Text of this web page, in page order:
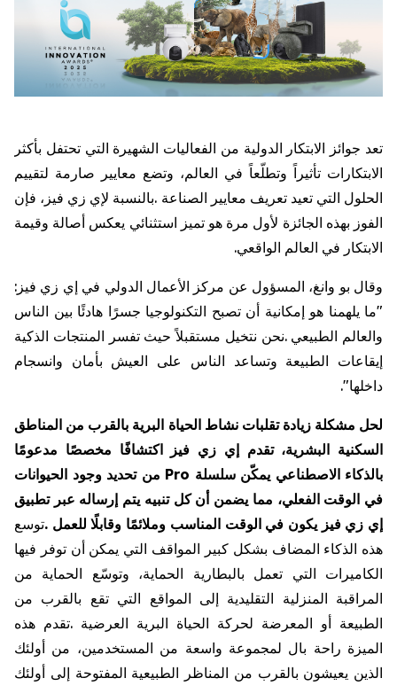
تعد جوائز الابتكار الدولية من الفعاليات الشهيرة التي تحتفل بأكثر
الابتكارات تأثيراً وتطلّعاً في العالم، وتضع معايير صارمة لتقييم
الحلول التي تعيد تعريف معايير الصناعة .بالنسبة لإي زي فيز، فإن
الفوز بهذه الجائزة لأول مرة هو تميز استثنائي يعكس أصالة وقيمة
الابتكار في العالم الواقعي.
وقال بو وانغ، المسؤول عن مركز الأعمال الدولي في إي زي فيز :
"ما يلهمنا هو إمكانية أن تصبح التكنولوجيا جسرًا هادئًا بين الناس
والعالم الطبيعي .نحن نتخيل مستقبلاً حيث تفسر المنتجات الذكية
إيقاعات الطبيعة وتساعد الناس على العيش بأمان وانسجام
داخلها."
لحل مشكلة زيادة تقلبات نشاط الحياة البرية بالقرب من المناطق
السكنية البشرية، تقدم إي زي فيز اكتشافًا مخصصًا مدعومًا
بالذكاء الاصطناعي يمكّن سلسلة Pro من تحديد وجود الحيوانات
في الوقت الفعلي، مما يضمن أن كل تنبيه يتم إرساله عبر تطبيق
إي زي فيز يكون في الوقت المناسب وملائمًا وقابلًا للعمل .توسع
هذه الذكاء المضاف بشكل كبير المواقف التي يمكن أن توفر فيها
الكاميرات التي تعمل بالبطارية الحماية، وتوسّع الحماية من
المراقبة المنزلية التقليدية إلى المواقع التي تقع بالقرب من
الطبيعة أو المعرضة لحركة الحياة البرية العرضية .تقدم هذه
الميزة راحة بال لمجموعة واسعة من المستخدمين، من أولئك
الذين يعيشون بالقرب من المناظر الطبيعية المفتوحة إلى أولئك